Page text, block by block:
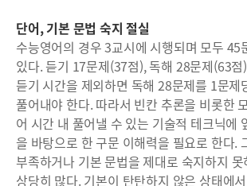
단어, 기본 문법 숙지 절실
수능영어의 경우 3교시에 시행되며 모두 45
있다. 듣기 17문제(37점), 독해 28문제(63
듣기 시간을 제외하면 독해 28문제를 1문제
풀어내야 한다. 따라서 빈칸 추론을 비롯한
어 시간 내 풀어낼 수 있는 기술적 테크닉에
을 바탕으로 한 구문 이해력을 필요로 한다.
부족하거나 기본 문법을 제대로 숙지하지
상당히 많다. 기본이 탄탄하지 않은 상태에